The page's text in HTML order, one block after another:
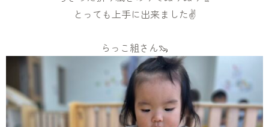
とっても上手に出来ました✌️
らっこ組さん🦦